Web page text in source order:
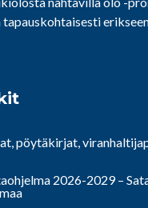
pöytäkirjat,
2026-2029 –